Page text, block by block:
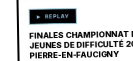
▶▶ REPLAY
FINALES CHAMPIONNAT
JEUNES DE DIFFICULTÉ
PIERRE-EN-FAUCIGNY